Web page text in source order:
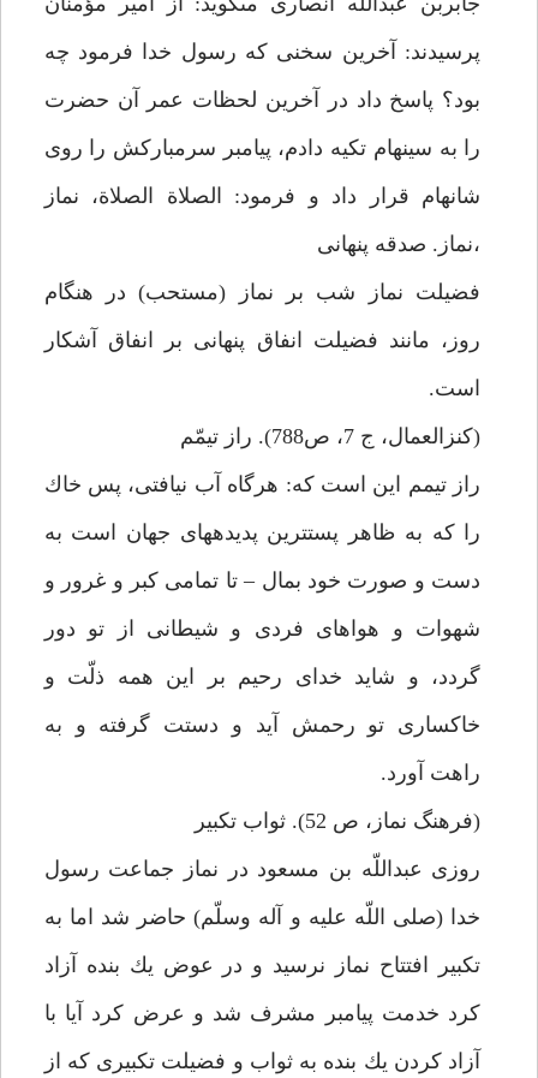
پرسيدند: آخرين سخنى كه رسول خدا فرمود چه
بود؟ پاسخ داد در آخرين لحظات عمر آن حضرت
را به سينه‏ام تكيه دادم، پيامبر سرمباركش را روى
شانه‏ام قرار داد و فرمود: الصلاة الصلاة، نماز
،نماز. صدقه پنهانى‏
فضيلت نماز شب بر نماز (مستحب) در هنگام
روز، مانند فضيلت انفاق پنهانى بر انفاق آشكار
است.
(كنزالعمال، ج 7، ص‏788). راز تيمّم‏
راز تيمم اين است كه: هرگاه آب نيافتى، پس خاك
را كه به ظاهر پست‏ترين پديده‏هاى جهان است به
دست و صورت خود بمال – تا تمامى كبر و غرور و
شهوات و هواهاى فردى و شيطانى از تو دور
گردد، و شايد خداى رحيم بر اين همه ذلّت و
خاكسارى تو رحمش آيد و دستت گرفته و به
راهت آورد.
(فرهنگ نماز، ص 52). ثواب تكبير
روزى عبداللّه بن مسعود در نماز جماعت رسول
خدا (صلى اللّه عليه و آله وسلّم) حاضر شد اما به
تكبير افتتاح نماز نرسيد و در عوض يك بنده آزاد
كرد خدمت پيامبر مشرف شد و عرض كرد آيا با
آزاد كردن يك بنده به ثواب و فضيلت تكبيرى كه از